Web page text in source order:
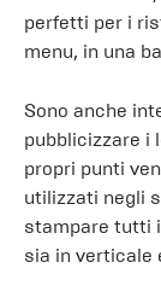
perfetti per i
menu, in una
Sono anche
pubblicizzare i
propri punti
utilizzati negli
stampare tutti
sia in verticale